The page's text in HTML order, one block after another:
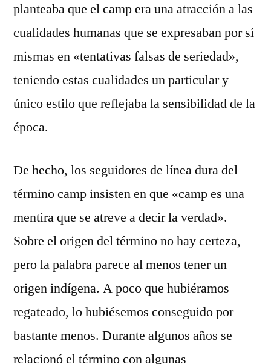
planteaba que el camp era una atracción a las
cualidades humanas que se expresaban por sí
mismas en «tentativas falsas de seriedad»,
teniendo estas cualidades un particular y
único estilo que reflejaba la sensibilidad de la
época.
De hecho, los seguidores de línea dura del
término camp insisten en que «camp es una
mentira que se atreve a decir la verdad».
Sobre el origen del término no hay certeza,
pero la palabra parece al menos tener un
origen indígena. A poco que hubiéramos
regateado, lo hubiésemos conseguido por
bastante menos. Durante algunos años se
relacionó el término con algunas